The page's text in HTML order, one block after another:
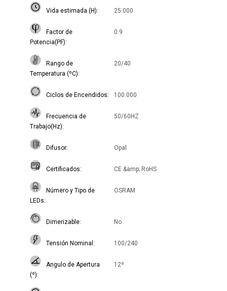
Vida estimada (H) 25.000
Factor de
Potencia(PF)
0.9
Rango de
Temperatura (ºC)
20/40
Ciclos de Encendidos 100.000
Frecuencia de
Trabajo(Hz)
50/60HZ
Difusor Opal
Certificados CE &amp; RoHS
Número y Tipo de
LEDs
OSRAM
Dimerizable No
Tensión Nominal 100/240
Angulo de Apertura
(º)
12º